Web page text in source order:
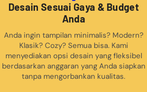
Desain Sesuai Gaya & Budget
Anda
Anda ingin tampilan minimalis? Modern?
Klasik? Cozy? Semua bisa. Kami
menyediakan opsi desain yang fleksibel
berdasarkan anggaran yang Anda siapkan
tanpa mengorbankan kualitas.